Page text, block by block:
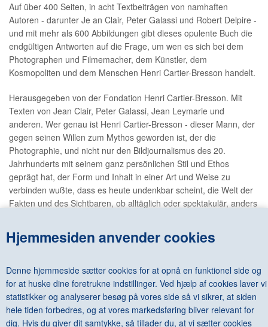
Hjemmesiden anvender cookies
Denne hjemmeside sætter cookies for at opnå en funktionel side og
for at huske dine foretrukne indstillinger. Ved hjælp af cookies laver vi
statistikker og analyserer besøg på vores side så vi sikrer, at siden
hele tiden forbedres, og at vores markedsføring bliver relevant for
dig. Hvis du giver dit samtykke, så tillader du, at vi sætter cookies
Auf über 400 Seiten, in acht Textbeiträgen von namhaften
Autoren - darunter Je an Clair, Peter Galassi und Robert Delpire -
und mit mehr als 600 Abbildungen gibt dieses opulente Buch die
endgültigen Antworten auf die Frage, um wen es sich bei dem
Photographen und Filmemacher, dem Künstler, dem
Kosmopoliten und dem Menschen Henri Cartier-Bresson handelt.
Herausgegeben von der Fondation Henri Cartier-Bresson. Mit
Texten von Jean Clair, Peter Galassi, Jean Leymarie und
anderen. Wer genau ist Henri Cartier-Bresson - dieser Mann, der
gegen seinen Willen zum Mythos geworden ist, der die
Photographie, und nicht nur den Bildjournalismus des 20.
Jahrhunderts mit seinem ganz persönlichen Stil und Ethos
geprägt hat, der Form und Inhalt in einer Art und Weise zu
verbinden wußte, dass es heute undenkbar scheint, die Welt der
Fakten und des Sichtbaren, ob alltäglich oder spektakulär, anders
das Werk Henri Cartier-Bressons, dessen 95. Geburtstag in
wird: im Frühjahr mit einer großen Retrospektive in der
Bibliotheque nationale de France, Paris, und mit der die
Ausstellung begleitenden großen Monographie, die wir hier in der
deutschen Übersetzung anbieten.